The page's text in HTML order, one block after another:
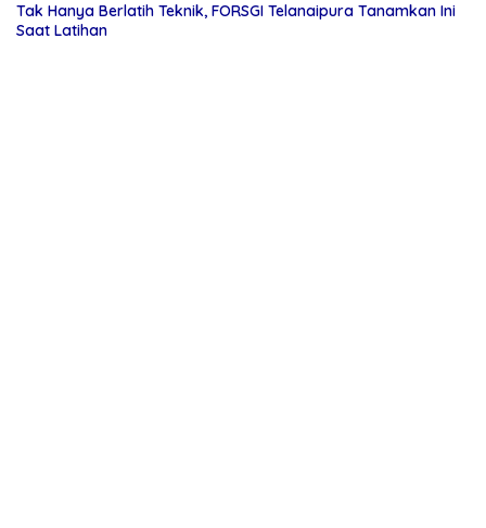
Tak Hanya Berlatih Teknik, FORSGI Telanaipura Tanamkan Ini
Saat Latihan